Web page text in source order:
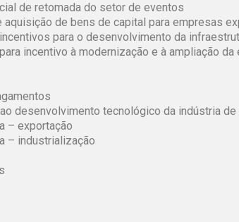
de retomada do setor de eventos
de bens de capital para empresas
para o desenvolvimento da
incentivo à modernização e à ampliação da
desenvolvimento tecnológico da indústria
– exportação
– industrialização